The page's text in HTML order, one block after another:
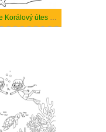
Nakreslete Korálový útes prostý tisknutelné